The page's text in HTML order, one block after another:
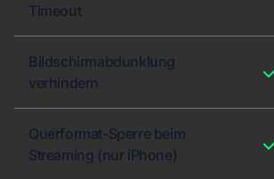
Timeout
Bildschirmabdunklung
verhindern
Querformat-Sperre beim
Streaming (nur iPhone)